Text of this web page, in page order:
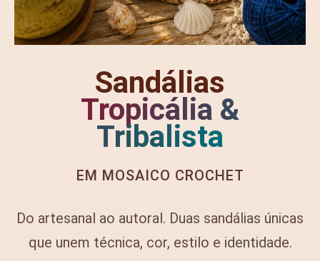
Sandálias
Tropicália &
Tribalista
EM MOSAICO CROCHET
Do artesanal ao autoral. Duas sandálias únicas
que unem técnica, cor, estilo e identidade.